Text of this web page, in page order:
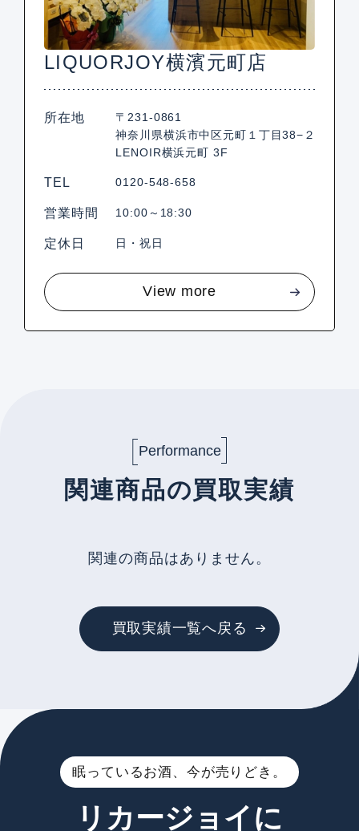
LIQUORJOY横濱元町店
所在地
〒231-0861
神奈川県横浜市中区元町１丁目38−２
LENOIR横浜元町 3F
TEL 0120-548-658
営業時間 10:00～18:30
定休日 日・祝日
View more
Performance
関連商品の買取実績
関連の商品はありません。
買取実績一覧へ戻る
眠っているお酒、今が売りどき。
リカージョイに